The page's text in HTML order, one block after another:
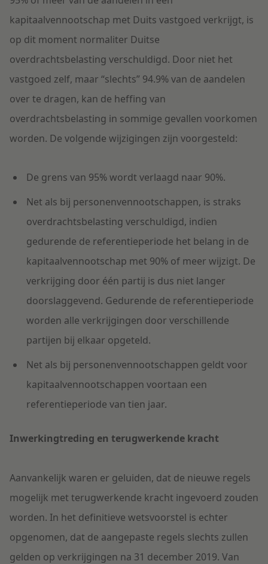
kapitaalvennootschap met Duits vastgoed verkrijgt, is
op dit moment normaliter Duitse
overdrachtsbelasting verschuldigd. Door niet het
vastgoed zelf, maar “slechts” 94.9% van de aandelen
over te dragen, kan de heffing van
overdrachtsbelasting in sommige gevallen voorkomen
worden. De volgende wijzigingen zijn voorgesteld:
De grens van 95% wordt verlaagd naar 90%.
Net als bij personenvennootschappen, is straks
overdrachtsbelasting verschuldigd, indien
gedurende de referentieperiode het belang in de
kapitaalvennootschap met 90% of meer wijzigt. De
verkrijging door één partij is dus niet langer
doorslaggevend. Gedurende de referentieperiode
worden alle verkrijgingen door verschillende
partijen bij elkaar opgeteld.
Net als bij personenvennootschappen geldt voor
kapitaalvennootschappen voortaan een
referentieperiode van tien jaar.
Inwerkingtreding en terugwerkende kracht
Aanvankelijk waren er geluiden, dat de nieuwe regels
mogelijk met terugwerkende kracht ingevoerd zouden
worden. In het definitieve wetsvoorstel is echter
opgenomen, dat de aangepaste regels slechts zullen
gelden op verkrijgingen na 31 december 2019. Van